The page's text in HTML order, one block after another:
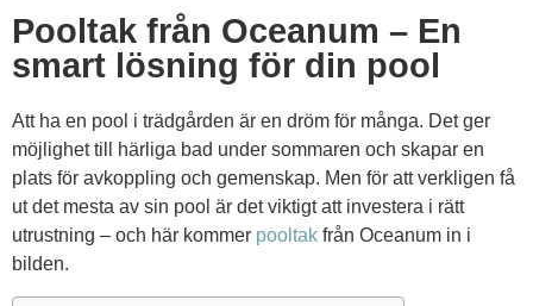
Pooltak från Oceanum – En
smart lösning för din pool
Att ha en pool i trädgården är en dröm för många. Det ger
möjlighet till härliga bad under sommaren och skapar en
plats för avkoppling och gemenskap. Men för att verkligen få
ut det mesta av sin pool är det viktigt att investera i rätt
utrustning – och här kommer pooltak från Oceanum in i
bilden.